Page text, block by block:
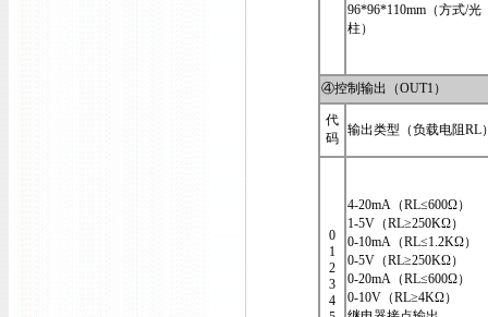
96*96*110mm（方式/光
柱）
④控制输出（OUT1）
代
码
输出类型（负载电阻RL
0
1
2
3
4
4-20mA（RL≤600Ω）
1-5V（RL≥250KΩ）
0-10mA（RL≤1.2KΩ）
0-5V（RL≥250KΩ）
0-20mA（RL≤600Ω）
0-10V（RL≥4KΩ）